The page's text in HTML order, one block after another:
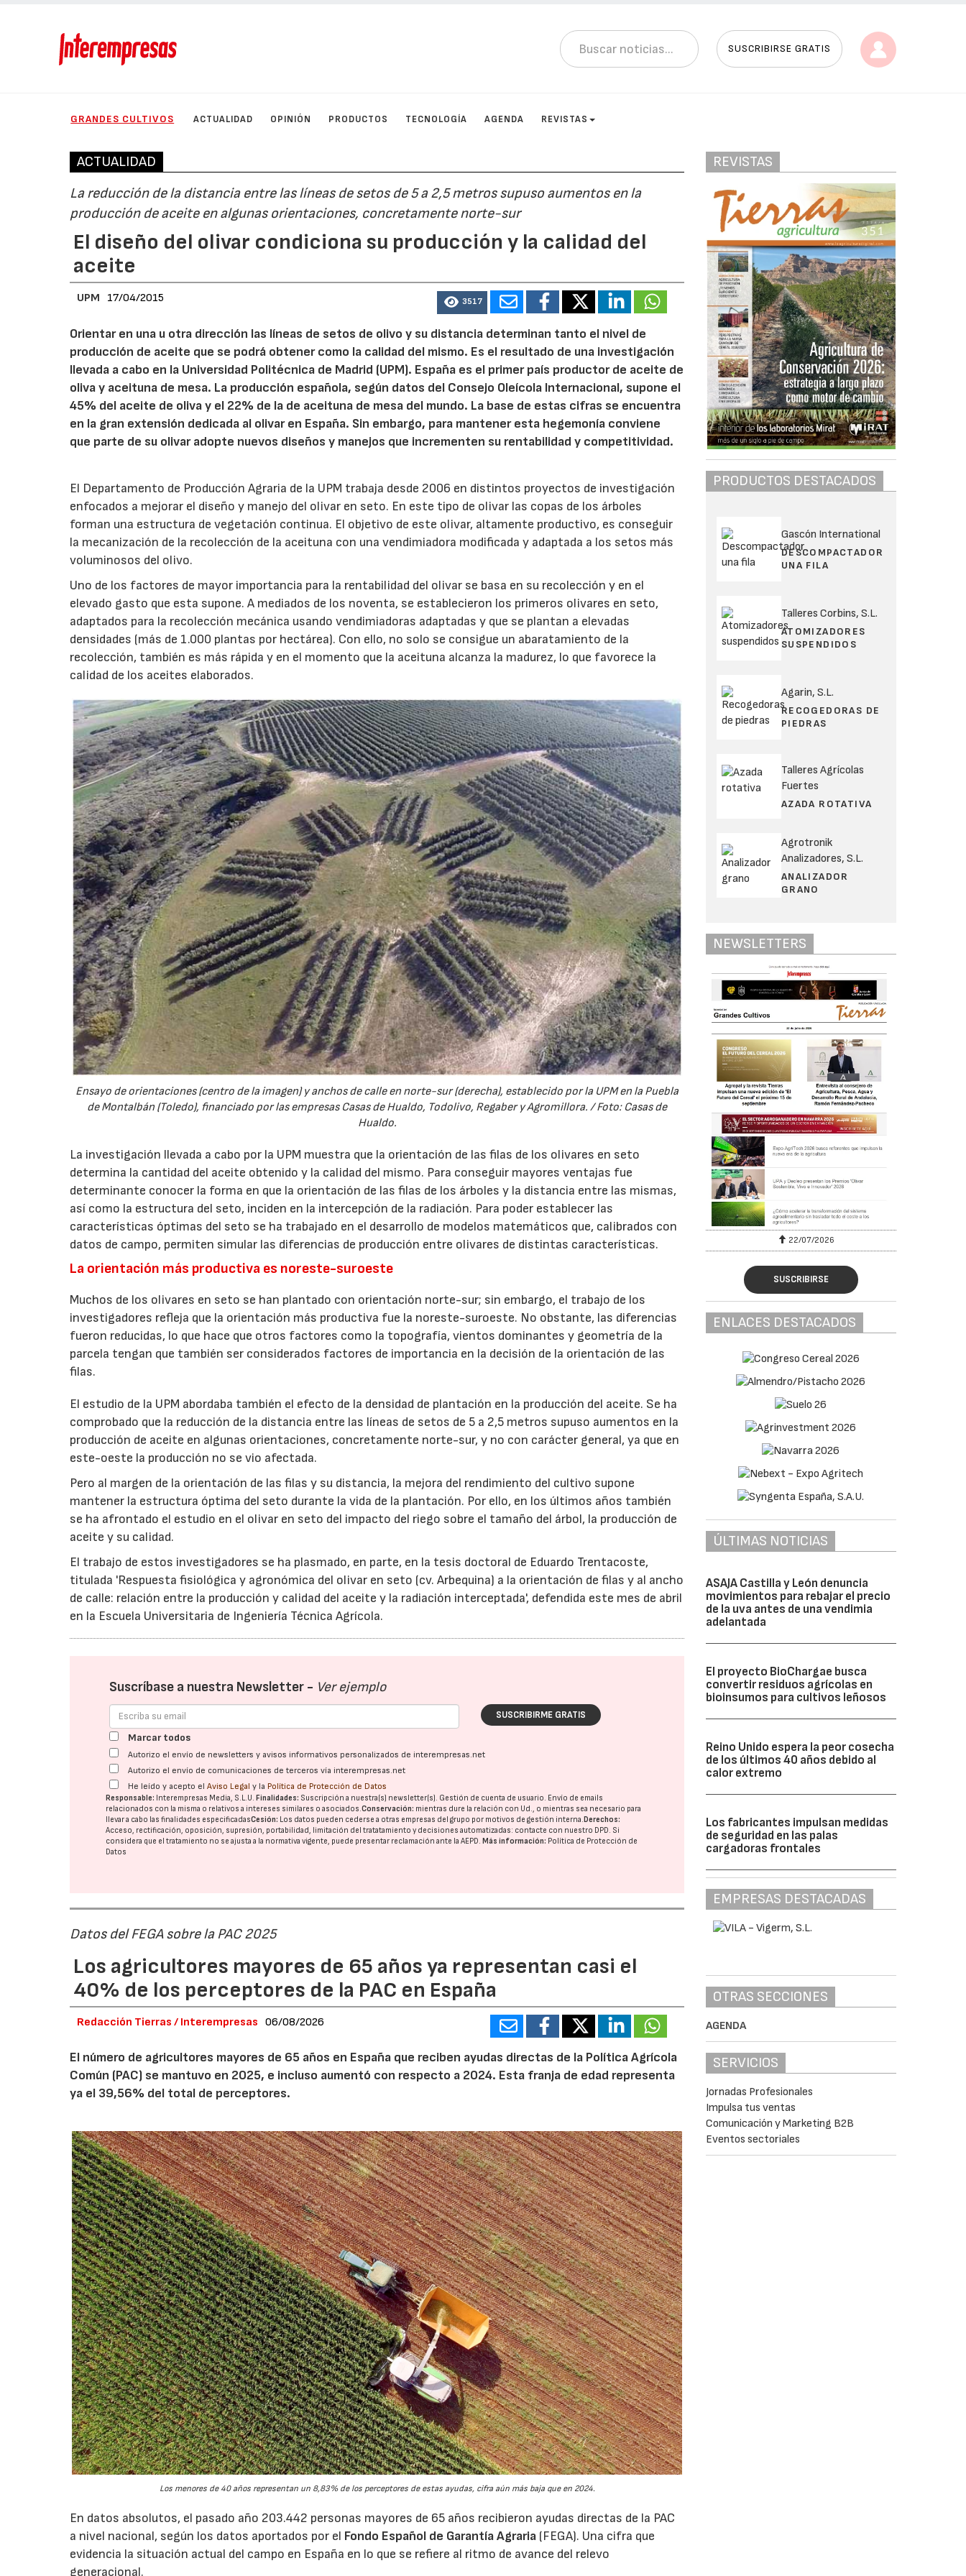
SUSCRIBIRSE GRATIS
GRANDES CULTIVOS ACTUALIDAD OPINIÓN PRODUCTOS TECNOLOGÍA AGENDA REVISTAS
ACTUALIDAD
La reducción de la distancia entre las líneas de setos de 5 a 2,5 metros supuso aumentos en la
producción de aceite en algunas orientaciones, concretamente norte-sur
El diseño del olivar condiciona su producción y la calidad del
aceite
UPM 17/04/2015 3517
Orientar en una u otra dirección las líneas de setos de olivo y su distancia determinan tanto el nivel de
producción de aceite que se podrá obtener como la calidad del mismo. Es el resultado de una investigación
llevada a cabo en la Universidad Politécnica de Madrid (UPM). España es el primer país productor de aceite de
oliva y aceituna de mesa. La producción española, según datos del Consejo Oleícola Internacional, supone el
45% del aceite de oliva y el 22% de la de aceituna de mesa del mundo. La base de estas cifras se encuentra
en la gran extensión dedicada al olivar en España. Sin embargo, para mantener esta hegemonía conviene
que parte de su olivar adopte nuevos diseños y manejos que incrementen su rentabilidad y competitividad.
El Departamento de Producción Agraria de la UPM trabaja desde 2006 en distintos proyectos de investigación
enfocados a mejorar el diseño y manejo del olivar en seto. En este tipo de olivar las copas de los árboles
forman una estructura de vegetación continua. El objetivo de este olivar, altamente productivo, es conseguir
la mecanización de la recolección de la aceituna con una vendimiadora modificada y adaptada a los setos más
voluminosos del olivo.
Uno de los factores de mayor importancia para la rentabilidad del olivar se basa en su recolección y en el
elevado gasto que esta supone. A mediados de los noventa, se establecieron los primeros olivares en seto,
adaptados para la recolección mecánica usando vendimiadoras adaptadas y que se plantan a elevadas
densidades (más de 1.000 plantas por hectárea). Con ello, no solo se consigue un abaratamiento de la
recolección, también es más rápida y en el momento que la aceituna alcanza la madurez, lo que favorece la
calidad de los aceites elaborados.
Ensayo de orientaciones (centro de la imagen) y anchos de calle en norte-sur (derecha), establecido por la UPM en la Puebla
de Montalbán (Toledo), financiado por las empresas Casas de Hualdo, Todolivo, Regaber y Agromillora. / Foto: Casas de
Hualdo.
La investigación llevada a cabo por la UPM muestra que la orientación de las filas de los olivares en seto
determina la cantidad del aceite obtenido y la calidad del mismo. Para conseguir mayores ventajas fue
determinante conocer la forma en que la orientación de las filas de los árboles y la distancia entre las mismas,
así como la estructura del seto, inciden en la intercepción de la radiación. Para poder establecer las
características óptimas del seto se ha trabajado en el desarrollo de modelos matemáticos que, calibrados con
datos de campo, permiten simular las diferencias de producción entre olivares de distintas características.
La orientación más productiva es noreste-suroeste
Muchos de los olivares en seto se han plantado con orientación norte-sur; sin embargo, el trabajo de los
investigadores refleja que la orientación más productiva fue la noreste-suroeste. No obstante, las diferencias
fueron reducidas, lo que hace que otros factores como la topografía, vientos dominantes y geometría de la
parcela tengan que también ser considerados factores de importancia en la decisión de la orientación de las
filas.
El estudio de la UPM abordaba también el efecto de la densidad de plantación en la producción del aceite. Se ha
comprobado que la reducción de la distancia entre las líneas de setos de 5 a 2,5 metros supuso aumentos en la
producción de aceite en algunas orientaciones, concretamente norte-sur, y no con carácter general, ya que en
este-oeste la producción no se vio afectada.
Pero al margen de la orientación de las filas y su distancia, la mejora del rendimiento del cultivo supone
mantener la estructura óptima del seto durante la vida de la plantación. Por ello, en los últimos años también
se ha afrontado el estudio en el olivar en seto del impacto del riego sobre el tamaño del árbol, la producción de
aceite y su calidad.
El trabajo de estos investigadores se ha plasmado, en parte, en la tesis doctoral de Eduardo Trentacoste,
titulada 'Respuesta fisiológica y agronómica del olivar en seto (cv. Arbequina) a la orientación de filas y al ancho
de calle: relación entre la producción y calidad del aceite y la radiación interceptada', defendida este mes de abril
en la Escuela Universitaria de Ingeniería Técnica Agrícola.
Suscríbase a nuestra Newsletter - Ver ejemplo
SUSCRIBIRME GRATIS
Marcar todos
Autorizo el envío de newsletters y avisos informativos personalizados de interempresas.net
Autorizo el envío de comunicaciones de terceros vía interempresas.net
He leído y acepto elAviso Legal y la Política de Protección de Datos
Responsable: Interempresas Media, S.L.U.Finalidades: Suscripción a nuestra(s) newsletter(s). Gestión de cuenta de usuario. Envío de emails
relacionados con la misma o relativos a intereses similares o asociados.Conservación: mientras dure la relación con Ud., o mientras sea necesario para
llevar a cabo las finalidades especificadasCesión: Los datos pueden cederse a otras empresas del grupo por motivos de gestión interna.Derechos:
Acceso, rectificación, oposición, supresión, portabilidad, limitación del tratatamiento y decisiones automatizadas: contacte con nuestro DPD . Si
considera que el tratamiento no se ajusta a la normativa vigente, puede presentar reclamación ante laAEPD .Más información: Política de Protección de
Datos
Datos del FEGA sobre la PAC 2025
Los agricultores mayores de 65 años ya representan casi el
40% de los perceptores de la PAC en España
Redacción Tierras / Interempresas 06/08/2026
El número de agricultores mayores de 65 años en España que reciben ayudas directas de la Política Agrícola
Común (PAC) se mantuvo en 2025, e incluso aumentó con respecto a 2024. Esta franja de edad representa
ya el 39,56% del total de perceptores.
Los menores de 40 años representan un 8,83% de los perceptores de estas ayudas, cifra aún más baja que en 2024.
En datos absolutos, el pasado año 203.442 personas mayores de 65 años recibieron ayudas directas de la PAC
a nivel nacional, según los datos aportados por el Fondo Español de Garantía Agraria (FEGA). Una cifra que
evidencia la situación actual del campo en España en lo que se refiere al ritmo de avance del relevo
generacional.
REVISTAS
PRODUCTOS DESTACADOS
Gascón International
DESCOMPACTADOR
UNA FILA
Talleres Corbins, S.L.
ATOMIZADORES
SUSPENDIDOS
Agarin, S.L.
RECOGEDORAS DE
PIEDRAS
Talleres Agrícolas
Fuertes
AZADA ROTATIVA
Agrotronik
Analizadores, S.L.
ANALIZADOR
GRANO
NEWSLETTERS
22/07/2026 29/07/2026 22/07/2026
SUSCRIBIRSE
ENLACES DESTACADOS
ÚLTIMAS NOTICIAS
ASAJA Castilla y León denuncia
movimientos para rebajar el precio
de la uva antes de una vendimia
adelantada
El proyecto BioChargae busca
convertir residuos agrícolas en
bioinsumos para cultivos leñosos
Reino Unido espera la peor cosecha
de los últimos 40 años debido al
calor extremo
Los fabricantes impulsan medidas
de seguridad en las palas
cargadoras frontales
EMPRESAS DESTACADAS
OTRAS SECCIONES
AGENDA
SERVICIOS
Jornadas Profesionales
Impulsa tus ventas
Comunicación y Marketing B2B
Eventos sectoriales